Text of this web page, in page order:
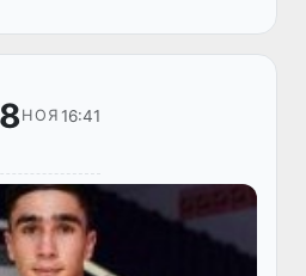
- мужс...
НОЯ 16:41